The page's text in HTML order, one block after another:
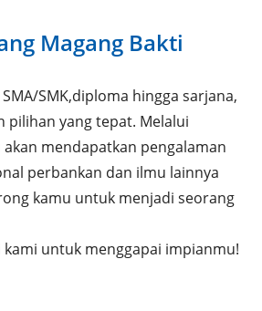
Magang Bakti
SMK,diploma hingga sarjana,
pilihan yang tepat. Melalui
mendapatkan pengalaman
perbankan dan ilmu lainnya
kamu untuk menjadi seorang
kami untuk menggapai impianmu!